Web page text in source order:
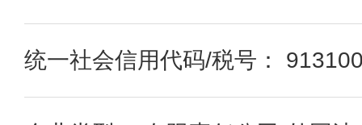
统一社会信用代码/税号：